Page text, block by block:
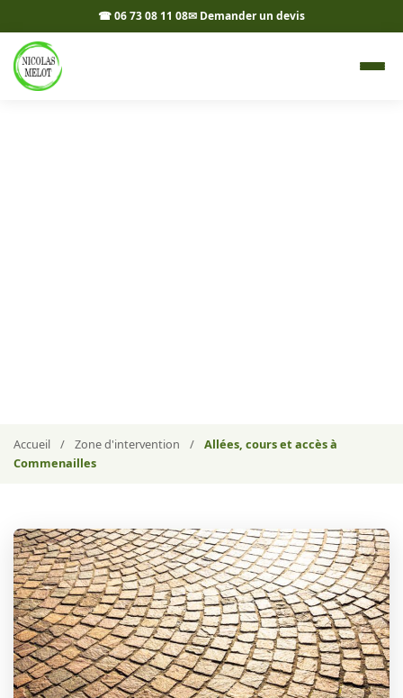
☎ 06 73 08 11 08✉ Demander un devis
Accueil / Zone d'intervention /
Allées, cours et accès à
Commenailles